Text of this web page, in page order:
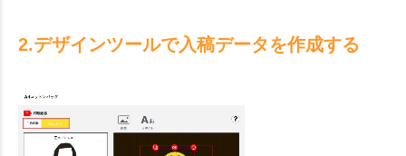
2.デザインツールで入稿データを作成する